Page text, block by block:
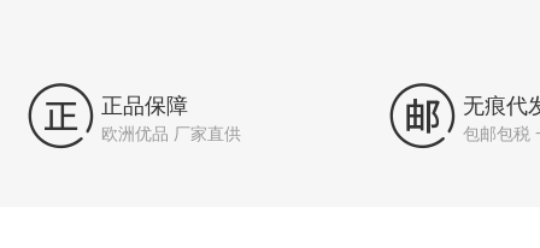
 正品保障
欧洲优品 厂家直供  无痕代
包邮包税